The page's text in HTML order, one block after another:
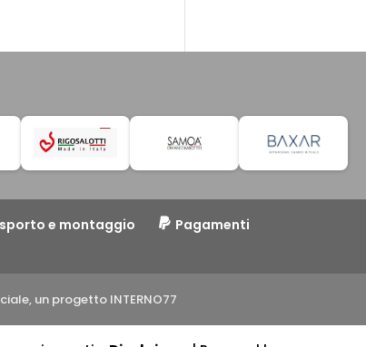
e montaggio
Pagamenti
un progetto INTERNO77